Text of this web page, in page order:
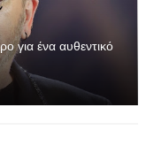
για ένα αυθεντικό